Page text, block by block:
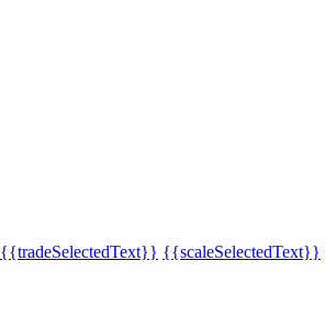
{{tradeSelectedText}} {{scaleSelectedText}}